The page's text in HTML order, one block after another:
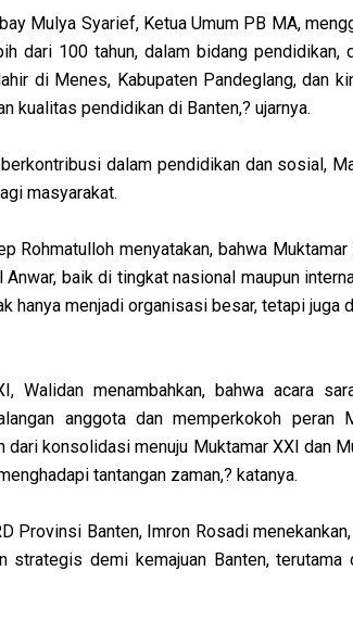
Mulya Syarief, Ketua Umum PB MA,
dari 100 tahun, dalam bidang pendidikan,
di Menes, Kabupaten Pandeglang, dan
kualitas pendidikan di Banten,? ujarnya.
dalam pendidikan dan sosial,
masyarakat.
Rohmatulloh menyatakan, bahwa
baik di tingkat nasional maupun
hanya menjadi organisasi besar, tetapi juga
Walidan menambahkan, bahwa acara
anggota dan memperkokoh peran
dari konsolidasi menuju Muktamar XXI dan
tantangan zaman,? katanya.
Provinsi Banten, Imron Rosadi
strategis demi kemajuan Banten,